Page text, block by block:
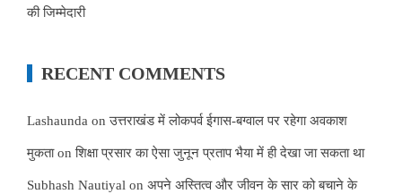
की जिम्मेदारी
RECENT COMMENTS
Lashaunda onउत्तराखंड में लोकपर्व ईगास-बग्वाल पर रहेगा अवकाश
मुकताonशिक्षा प्रसार का ऐसा जुनून प्रताप भैया में ही देखा जा सकता था
Subhash Nautiyal on अपने अस्तित्व और जीवन के सार को बचाने के